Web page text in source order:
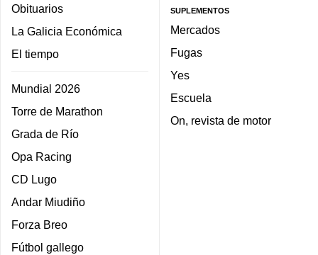
Obituarios
La Galicia Económica
El tiempo
Mundial 2026
Torre de Marathon
Grada de Río
Opa Racing
CD Lugo
Andar Miudiño
Forza Breo
Fútbol gallego
SUPLEMENTOS
Mercados
Fugas
Yes
Escuela
On, revista de motor